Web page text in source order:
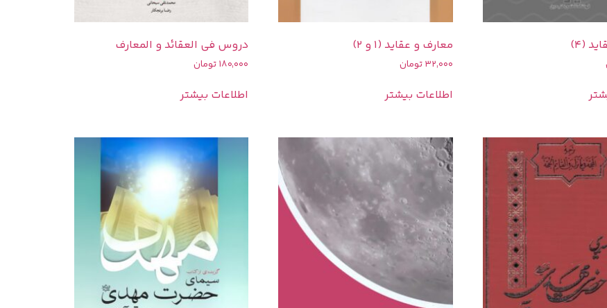
(4) معارف و عقاید (1 و 2)
32,000تومان
اطلاعات بیشتر
دروس فی العقائد و المعارف
180,000تومان
اطلاعات بیشتر